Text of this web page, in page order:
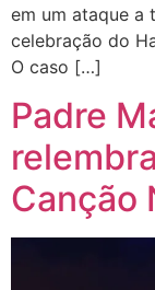
em um ataque a
celebração do
O caso […]
Padre
Canção